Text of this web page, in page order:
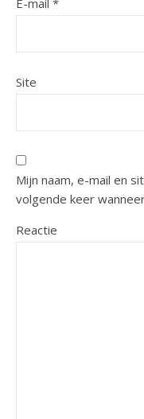
E-mail *
Site
Mijn naam, e-mail en
volgende keer
Reactie